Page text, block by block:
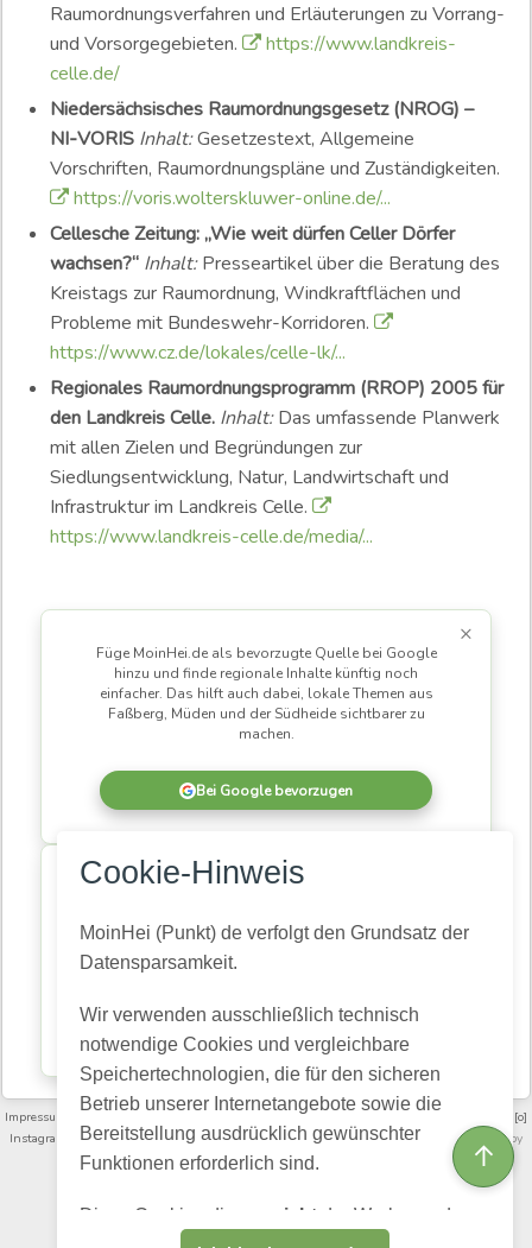
Cookie-Hinweis
MoinHei (Punkt) de verfolgt den Grundsatz der
Datensparsamkeit.
Wir verwenden ausschließlich technisch
notwendige Cookies und vergleichbare
Speichertechnologien, die für den sicheren
Betrieb unserer Internetangebote sowie die
Bereitstellung ausdrücklich gewünschter
Funktionen erforderlich sind.
Diese Cookies dienen nicht der Werbung, dem
Raumordnungsverfahren und Erläuterungen zu Vorrang-
und Vorsorgegebieten.
https://www.landkreis-
celle.de/
Niedersächsisches Raumordnungsgesetz (NROG) –
NI‑VORIS Inhalt:Gesetzestext, Allgemeine
Vorschriften, Raumordnungspläne und Zuständigkeiten.
https://voris.wolterskluwer-online.de/...
Cellesche Zeitung: „Wie weit dürfen Celler Dörfer
wachsen?“ Inhalt:Presseartikel über die Beratung des
Kreistags zur Raumordnung, Windkraftflächen und
Probleme mit Bundeswehr-Korridoren.
https://www.cz.de/lokales/celle-lk/...
Regionales Raumordnungsprogramm (RROP) 2005 für
den Landkreis Celle. Inhalt:Das umfassende Planwerk
mit allen Zielen und Begründungen zur
Siedlungsentwicklung, Natur, Landwirtschaft und
Infrastruktur im Landkreis Celle.
https://www.landkreis-celle.de/media/...
×
Füge MoinHei.de als bevorzugte Quelle bei Google
hinzu und finde regionale Inhalte künftig noch
einfacher. Das hilft auch dabei, lokale Themen aus
Faßberg, Müden und der Südheide sichtbarer zu
machen.
Bei Google bevorzugen
MoinHei.de betreibe ich kostenlos, damit regionale
alle zugänglich bleiben. Damit daraus eine
lebendige Community wird, braucht es Menschen,
die mitlesen und mitmachen.
Kostenlos registrieren
Impressum ·Nutzungsbedingungen und Community-Regeln · Datenschutz­erklärung
[o]
Instagram
·FAQ·Moinheide.de auf Youtube·Artikelarchiv·Videoarchiv
· Powered by
HumHub
↑